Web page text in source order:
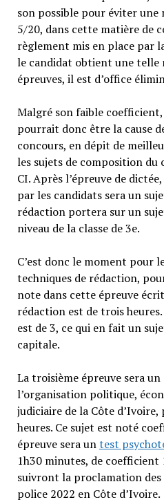
son possible pour éviter une
5/20, dans cette matière de
règlement mis en place par
le candidat obtient une telle
épreuves, il est d’office
Malgré son faible
pourrait donc être la cause
concours, en dépit de
les sujets de composition du
CI. Après l’épreuve de
par les candidats sera un
rédaction portera sur un
niveau de la classe de 3e.
C’est donc le moment pour
techniques de rédaction,
note dans cette épreuve
rédaction est de trois
est de 3, ce qui en fait un
capitale.
La troisième épreuve sera
l’organisation politique,
judiciaire de la Côte d’Ivoire,
heures. Ce sujet est noté
épreuve sera untest
1h30 minutes, de coefficient
suivront la proclamation
police 2022 en Côte d’Ivoire.